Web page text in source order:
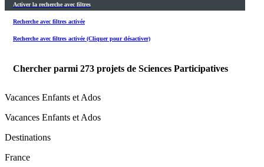
Activer la recherche avec filtres
Recherche avec filtres activée
Recherche avec filtres activée (Cliquer pour désactiver)
Chercher parmi 273 projets de Sciences Participatives
Vacances Enfants et Ados
Vacances Enfants et Ados
Destinations
France